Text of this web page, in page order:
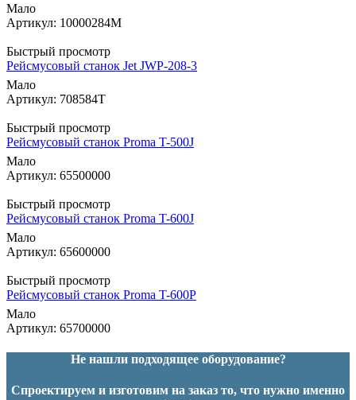
Мало
Артикул: 10000284M
Быстрый просмотр
Рейсмусовый станок Jet JWP-208-3
Мало
Артикул: 708584T
Быстрый просмотр
Рейсмусовый станок Proma T-500J
Мало
Артикул: 65500000
Быстрый просмотр
Рейсмусовый станок Proma T-600J
Мало
Артикул: 65600000
Быстрый просмотр
Рейсмусовый станок Proma T-600P
Мало
Артикул: 65700000
Не нашли подходящее оборудование?
Спроектируем и изготовим на заказ то, что нужно именно